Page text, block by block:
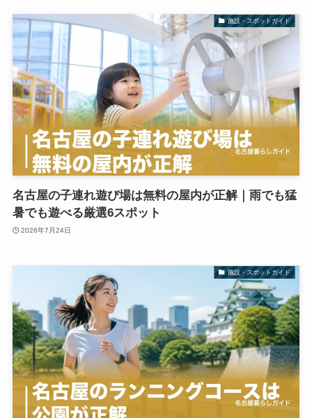
施設・スポットガイド
名古屋の子連れ遊び場は無料の屋内が正解｜雨でも猛
暑でも遊べる厳選6スポット
2026年7月24日
施設・スポットガイド